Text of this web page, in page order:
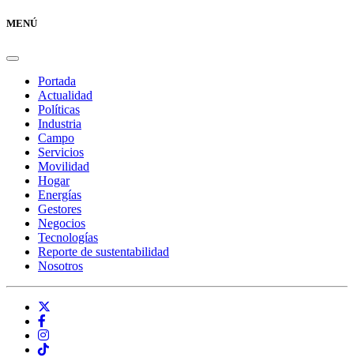
MENÚ
Portada
Actualidad
Políticas
Industria
Campo
Servicios
Movilidad
Hogar
Energías
Gestores
Negocios
Tecnologías
Reporte de sustentabilidad
Nosotros